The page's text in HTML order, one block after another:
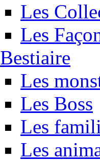
Les
Les
Bestiaire
Les
Les Boss
Les
Les